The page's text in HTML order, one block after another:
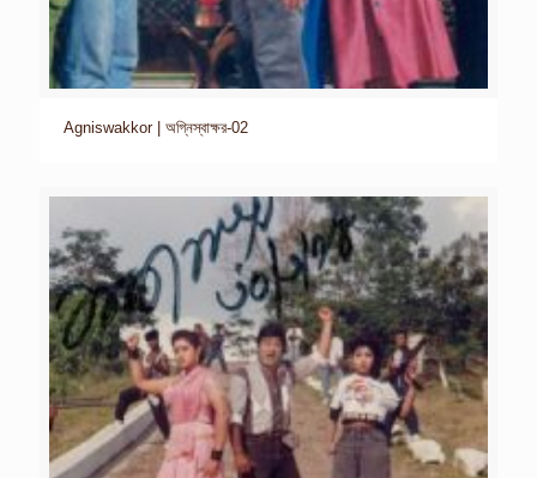
Agniswakkor | অগ্নিস্বাক্ষর-02